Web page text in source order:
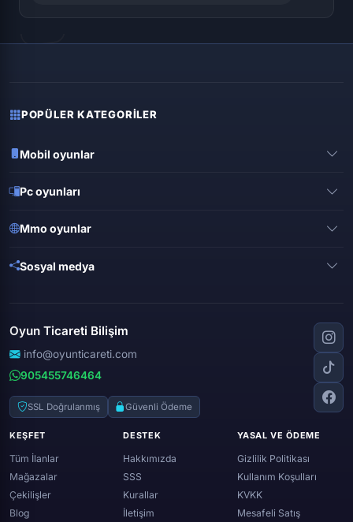
POPÜLER KATEGORILER
Mobil oyunlar
Mobile legends
Free fire
Minecraft
Pc oyunları
Gta online
Lost ark
World of warcraft
Zula
Mmo oyunlar
Wolfteam
Rise online
Black desert online
Genshin ımpact
Sosyal medya
Discord
Youtube
Twitch
Twitter (x)
Spotify
Oyun Ticareti Bilişim
info@oyunticareti.com
905455746464
SSL Doğrulanmış Güvenli Ödeme
KEŞFET
Tüm İlanlar
Mağazalar
Çekilişler
Blog
DESTEK
Hakkımızda
SSS
Kurallar
İletişim
YASAL VE ÖDEME
Gizlilik Politikası
Kullanım Koşulları
KVKK
Mesafeli Satış